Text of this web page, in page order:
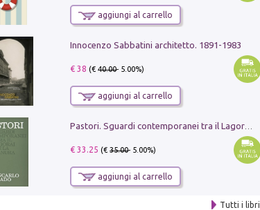
aggiungi al carrello
Innocenzo Sabbatini architetto. 1891-1983
€ 38 (€40.00- 5.00%)
aggiungi al carrello
€ 33.25 (€35.00- 5.00%)
aggiungi al carrello
Tutti i libri